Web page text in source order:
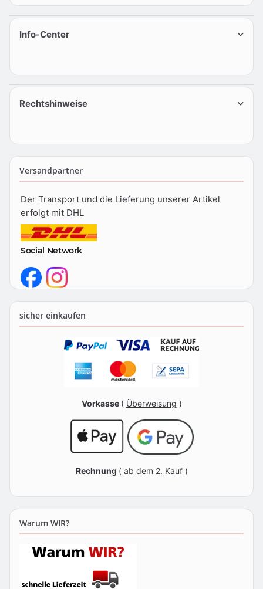
Info-Center
Rechtshinweise
Versandpartner
Der Transport und die Lieferung unserer Artikel
erfolgt mit DHL
Social Network
sicher einkaufen
Vorkasse ( Überweisung )
Rechnung ( ab dem 2. Kauf)
Warum WIR?